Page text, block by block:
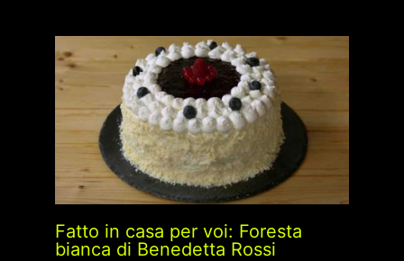
Fatto in casa per voi: Foresta
bianca di Benedetta Rossi